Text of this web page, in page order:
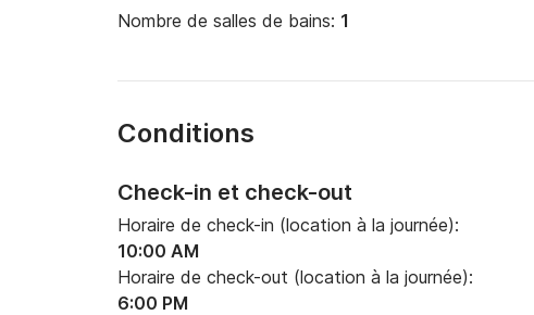
Nombre de salles de bains: 1
Conditions
Check-in et check-out
Horaire de check-in (location à la journée):
10:00 AM
Horaire de check-out (location à la journée):
6:00 PM